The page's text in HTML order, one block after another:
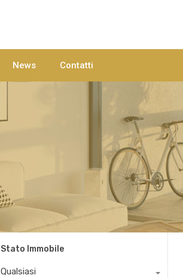
News Contatti
Stato Immobile
Qualsiasi